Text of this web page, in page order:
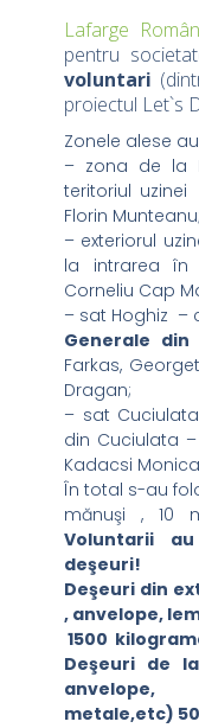
Lafarge
pentru
voluntari
proiectul Let`s
Zonele alese
– zona de la
teritoriul uzinei
Florin Munteanu;
– exteriorul
la intrarea în
Corneliu Cap
– sat Hoghiz –
Generale din
Farkas,
Dragan;
– sat
din Cuciulata
Kadacsi
În total s-au
mănuşi , 10
Voluntarii
deşeuri!
Deşeuri din
, anvelope,
1500
Deşeuri de
metale,etc)